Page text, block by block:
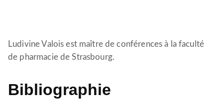
Ludivine Valois est maître de conférences à la faculté
de pharmacie de Strasbourg.
Bibliographie